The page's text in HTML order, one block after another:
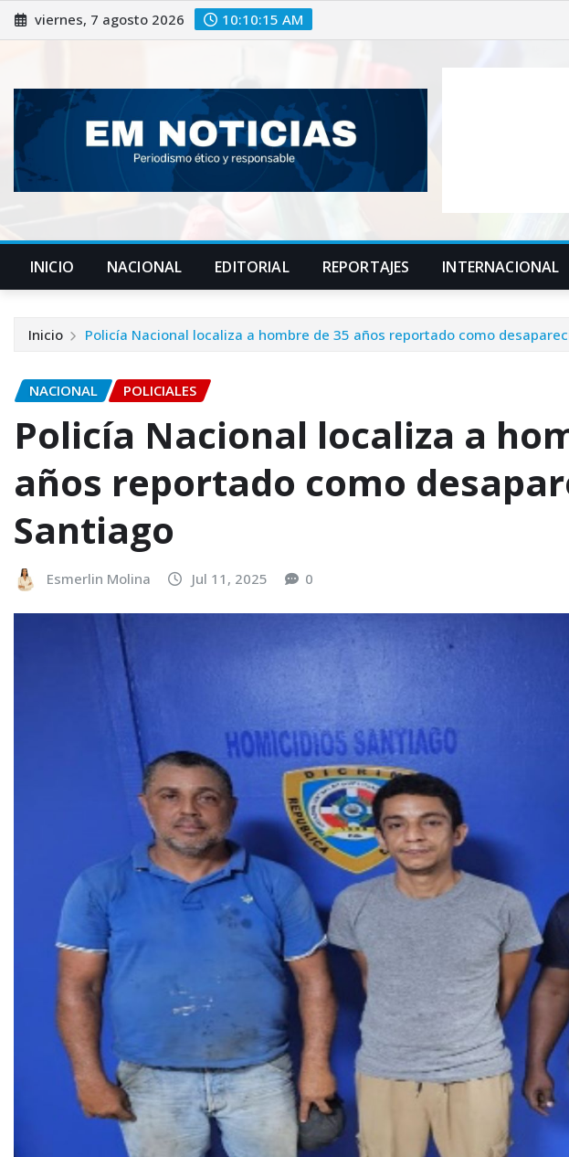
Saltar
al
viernes, 7 agosto 2026 10:10:17 AM
INICIO NACIONAL EDITORIAL REPORTAJES INTERNACIONAL
Inicio Policía Nacional localiza a hombre de 35 años reportado como
NACIONAL POLICIALES
Policía Nacional localiza a
años reportado como
Santiago
Esmerlin Molina Jul 11, 2025 0